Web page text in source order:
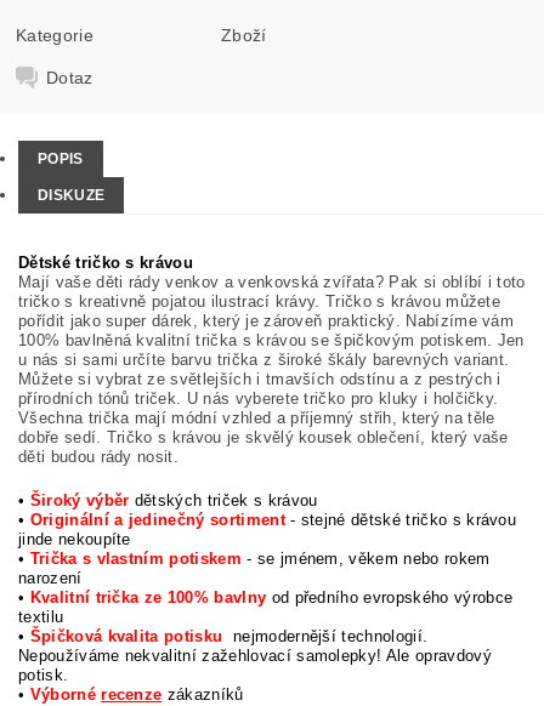
Kategorie Zboží
Dotaz
POPIS
DISKUZE
Dětské tričko s krávou
Mají vaše děti rády venkov a venkovská zvířata? Pak si oblíbí i toto
tričko s kreativně pojatou ilustrací krávy. Tričko s krávou můžete
pořídit jako super dárek, který je zároveň praktický. Nabízíme vám
100% bavlněná kvalitní trička s krávou se špičkovým potiskem. Jen
u nás si sami určíte barvu trička z široké škály barevných variant.
Můžete si vybrat ze světlejších i tmavších odstínu a z pestrých i
přírodních tónů triček. U nás vyberete tričko pro kluky i holčičky.
Všechna trička mají módní vzhled a příjemný střih, který na těle
dobře sedí. Tričko s krávou je skvělý kousek oblečení, který vaše
děti budou rády nosit.
• Široký výběr dětských triček s krávou
• Originální a jedinečný sortiment- stejné dětské tričko s krávou
jinde nekoupíte
• Trička s vlastním potiskem- se jménem, věkem nebo rokem
narození
• Kvalitní trička ze 100% bavlny od předního evropského výrobce
textilu
• Špičková kvalita potisku
nejmodernější technologií.
Nepoužíváme nekvalitní zažehlovací samolepky! Ale opravdový
potisk.
• Výbornérecenze zákazníků